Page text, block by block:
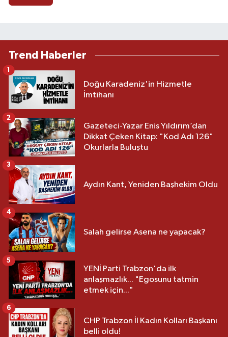
Trend Haberler
Doğu Karadeniz'in Hizmetle
İmtihanı
1
Gazeteci-Yazar Enis Yıldırım’dan
Dikkat Çeken Kitap: "Kod Adı 126"
Okurlarla Buluştu
2
Aydın Kant, Yeniden Başhekim Oldu
3
Salah gelirse Asena ne yapacak?
4
YENİ Parti Trabzon'da ilk
anlaşmazlık... "Egosunu tatmin
etmek için..."
5
CHP Trabzon İl Kadın Kolları Başkanı
belli oldu!
6